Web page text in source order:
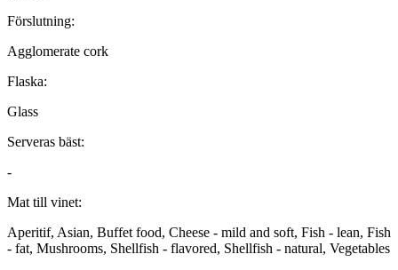
Förslutning:
Agglomerate cork
Flaska:
Glass
Serveras bäst:
-
Mat till vinet:
Aperitif, Asian, Buffet food, Cheese - mild and soft, Fish - lean, Fish
- fat, Mushrooms, Shellfish - flavored, Shellfish - natural, Vegetables